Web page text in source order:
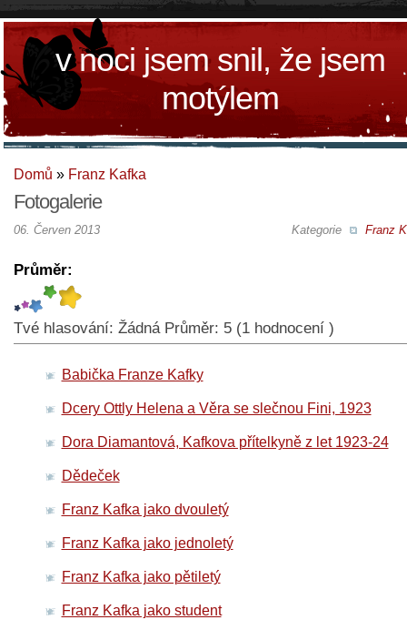
v noci jsem snil, že jsem
motýlem
Domů » Franz Kafka
Fotogalerie
Kategorie Franz
06. Červen 2013
Průměr:
Tvé hlasování: Žádná Průměr: 5 (1 hodnocení )
Babička Franze Kafky
Dcery Ottly Helena a Věra se slečnou Fini, 1923
Dora Diamantová, Kafkova přítelkyně z let 1923-24
Dědeček
Franz Kafka jako dvouletý
Franz Kafka jako jednoletý
Franz Kafka jako pětiletý
Franz Kafka jako student